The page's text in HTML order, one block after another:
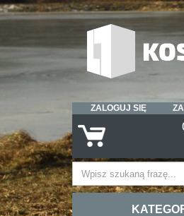
ZALOGUJ SIĘ